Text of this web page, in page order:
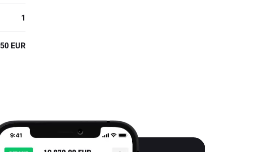
1
50 EUR